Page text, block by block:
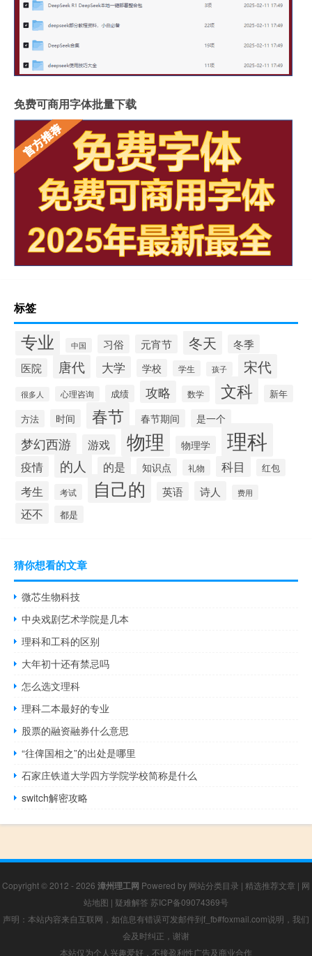
免费可商用字体批量下载
标签
专业 中国 习俗 元宵节 冬天
冬季
医院
唐代 大学 学校 学生 孩子 宋代
很多人 心理咨询 成绩 攻略 数学 文科
新年
方法
时间 春节 春节期间 是一个
梦幻西游 游戏 物理 物理学 理科
疫情 的人 的是 知识点 礼物 科目 红包
考生 考试 自己的 英语 诗人 费用
还不 都是
猜你想看的文章
微芯生物科技
中央戏剧艺术学院是几本
理科和工科的区别
大年初十还有禁忌吗
怎么选文理科
理科二本最好的专业
股票的融资融券什么意思
“往俾国相之”的出处是哪里
石家庄铁道大学四方学院学校简称是什么
switch解密攻略
Copyright © 2012 - 2026 漳州理工网 Powered by 网站分类目录 | 精选推荐文章 | 网
站地图 | 疑难解答 苏ICP备09074369号
声明：本站内容来自互联网，如信息有错误可发邮件到f_fb#foxmail.com说明，我们
会及时纠正，谢谢
本站仅为个人兴趣爱好，不接盈利性广告及商业合作